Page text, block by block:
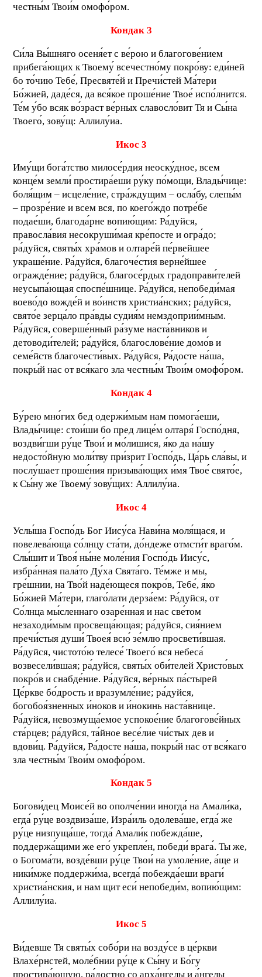
честны́м Твои́м омофо́ром.
Кондак 3
Си́ла Вы́шняго осеня́ет с ве́рою и благогове́нием
прибега́ющих к Твоему́ всечестно́му покро́ву: еди́ней
бо то́чию Тебе́, Пресвяте́й и Пречи́стей Ма́тери
Бо́жией, даде́ся, да вся́кое проше́ние Твое́ испо́лнится.
Те́м у́бо всяк во́зраст ве́рных славосло́вит Тя и Сы́на
Твоего́, зову́щ: Аллилу́иа.
Икос 3
Иму́щи бога́тство милосе́рдия неоску́дное, всем
конце́м земли́ простира́еши ру́ку по́мощи, Влады́чице:
боля́щим – исцеле́ние, стра́ждущим – осла́бу, слепы́м
– прозре́ние и всем вся, по коего́ждо потре́бе
подае́ши, благода́рне вопию́щим: Ра́дуйся,
правосла́вия несокруши́мая кре́посте и огра́до;
ра́дуйся, святы́х хра́мов и олтаре́й пе́рвейшее
украше́ние. Ра́дуйся, благоче́стия верне́йшее
огражде́ние; ра́дуйся, благосе́рдых градоправи́телей
неусыпа́ющая споспе́шнице. Ра́дуйся, непобеди́мая
воево́до вожде́й и во́инств христиа́нских; ра́дуйся,
свято́е зерца́ло пра́вды судия́м немздоприи́мным.
Ра́дуйся, соверше́нный ра́зуме наста́вников и
детоводи́телей; ра́дуйся, благослове́ние домо́в и
семе́йств благочести́вых. Ра́дуйся, Ра́досте на́ша,
покры́й нас от вся́каго зла честны́м Твои́м омофо́ром.
Кондак 4
Бу́рею мно́гих бед одержи́мым нам помога́еши,
Влады́чице: стои́ши бо пред лице́м олтаря́ Госпо́дня,
воздви́гши ру́це Твои́ и мо́лишися, я́ко да на́шу
недосто́йную моли́тву при́зрит Госпо́дь, Ца́рь сла́вы, и
послу́шает проше́ния призыва́ющих и́мя Твое́ свято́е,
к Сы́ну же Твоему́ зову́щих: Аллилу́иа.
Икос 4
Услы́ша Госпо́дь Бог Иису́са Нави́на моля́щася, и
повелева́юща со́лнцу ста́ти, до́ндеже отмсти́т враго́м.
Слы́шит и Твоя́ ны́не моле́ния Госпо́дь Иису́с,
избра́нная пала́то Ду́ха Свята́го. Те́мже и мы,
гре́шнии, на Тво́й наде́ющеся покро́в, Тебе́, я́ко
Бо́жией Ма́тери, глаго́лати дерза́ем: Ра́дуйся, от
Со́лнца мы́сленнаго озаре́нная и нас све́том
незаходи́мым просвеща́ющая; ра́дуйся, сия́нием
пречи́стыя души́ Твоея́ всю́ зе́млю просвети́вшая.
Ра́дуйся, чистото́ю телесе́ Твоего́ вся небеса́
возвесели́вшая; ра́дуйся, святы́х оби́телей Христо́вых
покро́в и снабде́ние. Ра́дуйся, ве́рных па́стырей
Це́ркве бо́дрость и вразумле́ние; ра́дуйся,
богобоя́зненных и́ноков и и́нокинь наста́внице.
Ра́дуйся, невозмуща́емое успокое́ние благогове́йных
ста́рцев; ра́дуйся, та́йное весе́лие чи́стых дев и
вдови́ц. Ра́дуйся, Ра́досте на́ша, покры́й нас от вся́каго
зла честны́м Твои́м омофо́ром.
Кондак 5
Богови́дец Моисе́й во ополче́нии иногда́ на Амали́ка,
егда́ ру́це воздвиза́ше, Изра́иль одолева́ше, егда́ же
ру́це низпуща́ше, тогда́ Амали́к побежда́ше,
поддержа́щими же его́ укрепле́н, победи́ врага́. Ты же,
о Богома́ти, возде́вши ру́це Твои́ на умоле́ние, а́ще и
ники́мже поддержи́ма, всегда́ побежда́еши враги́
христиа́нския, и нам щит еси́ непобеди́м, вопию́щим:
Аллилу́иа.
Икос 5
Ви́девше Тя святы́х собо́ри на возду́се в це́ркви
Влахе́рнстей, моле́бнии ру́це к Сы́ну и Бо́гу
простира́ющую, ра́достно со арха́нгелы и а́нгелы